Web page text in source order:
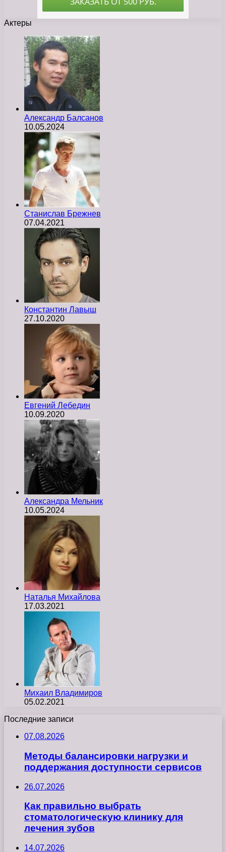
Актеры
Александр Балсанов
10.05.2024
Станислав Брежнев
07.04.2021
Константин Лавыш
27.10.2020
Евгений Лебедин
10.09.2020
Александра Мельник
10.05.2024
Наталья Михайлова
17.03.2021
Михаил Владимиров
05.02.2021
Последние записи
07.08.2026
Методы балансировки нагрузки и
поддержания доступности сервисов
26.07.2026
Как правильно выбрать
стоматологическую клинику для
лечения зубов
14.07.2026